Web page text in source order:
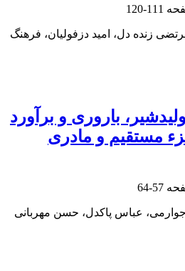
111-120
زنده دل، امید دزفولیان، فرهنگ
باروری و برآورد
مستقیم و مادری
57-64
عباس پاکدل، حسن مهربانی